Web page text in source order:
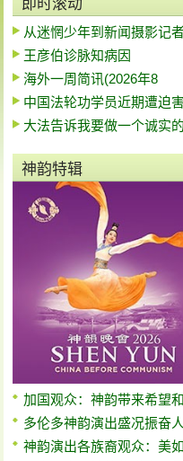
即时滚动
从迷惘少年到新闻摄影记
王彦伯诊脉知病因
海外一周简讯(2026年8
中国法轮功学员近期遭迫
大法告诉我要做一个诚实
神韵特辑
加国观众：神韵带来希望
多伦多神韵演出盛况振奋
神韵演出各族裔观众：美